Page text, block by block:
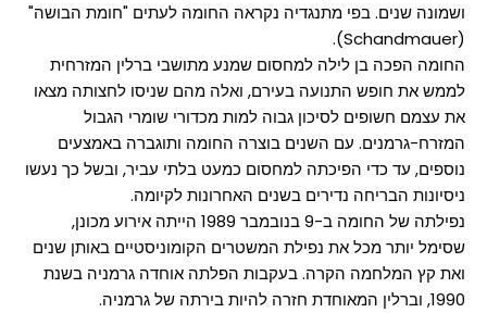
ושמונה שנים. בפי מתנגדיה נקראה החומה לעתים "חומת הבושה"
(Schandmauer).
החומה הפכה בן לילה למחסום שמנע מתושבי ברלין המזרחית
לממש את חופש התנועה בעירם, ואלה מהם שניסו לחצותה מצאו
את עצמם חשופים לסיכון גבוה למות מכדורי שומרי הגבול
המזרח-גרמנים. עם השנים בוצרה החומה ותוגברה באמצעים
נוספים, עד כדי הפיכתה למחסום כמעט בלתי עביר, ובשל כך נעשו
ניסיונות הבריחה נדירים בשנים האחרונות לקיומה.
נפילתה של החומה ב-9 בנובמבר 1989 הייתה אירוע מכונן,
שסימל יותר מכל את נפילת המשטרים הקומוניסטיים באותן שנים
ואת קץ המלחמה הקרה. בעקבות הפלתה אוחדה גרמניה בשנת
1990, וברלין המאוחדת חזרה להיות בירתה של גרמניה.